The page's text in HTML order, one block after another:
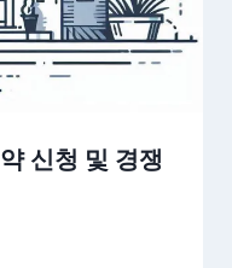
신청 및 경쟁